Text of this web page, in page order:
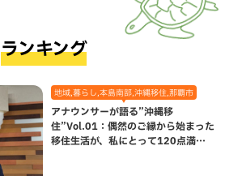
ランキング
地域,暮らし,本島南部,沖縄移住,那覇市
アナウンサーが語る”沖縄移
住”Vol.01：偶然のご縁から始まった
移住生活が、私にとって120点満点